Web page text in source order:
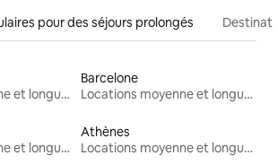
pour des séjours prolongés
Locations moyenne et longue durée
Barcelone
Locations moyenne et longue durée
Locations moyenne et longue durée
Athènes
Locations moyenne et longue durée